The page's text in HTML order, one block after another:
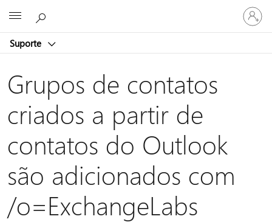
Suporte
Entre
em
sua
Grupos de contatos
criados a partir de
contatos do Outlook
são adicionados com
/o=ExchangeLabs